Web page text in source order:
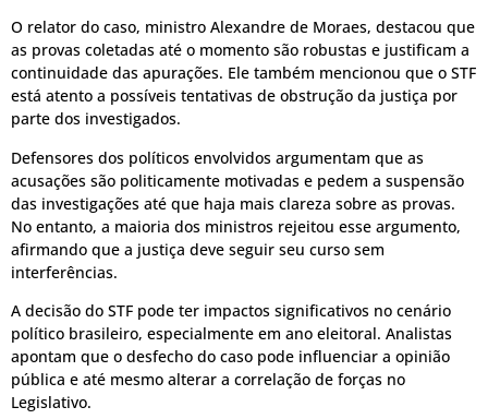
O relator do caso, ministro Alexandre de Moraes, destacou que
as provas coletadas até o momento são robustas e justificam a
continuidade das apurações. Ele também mencionou que o STF
está atento a possíveis tentativas de obstrução da justiça por
parte dos investigados.
Defensores dos políticos envolvidos argumentam que as
acusações são politicamente motivadas e pedem a suspensão
das investigações até que haja mais clareza sobre as provas.
No entanto, a maioria dos ministros rejeitou esse argumento,
afirmando que a justiça deve seguir seu curso sem
interferências.
A decisão do STF pode ter impactos significativos no cenário
político brasileiro, especialmente em ano eleitoral. Analistas
apontam que o desfecho do caso pode influenciar a opinião
pública e até mesmo alterar a correlação de forças no
Legislativo.